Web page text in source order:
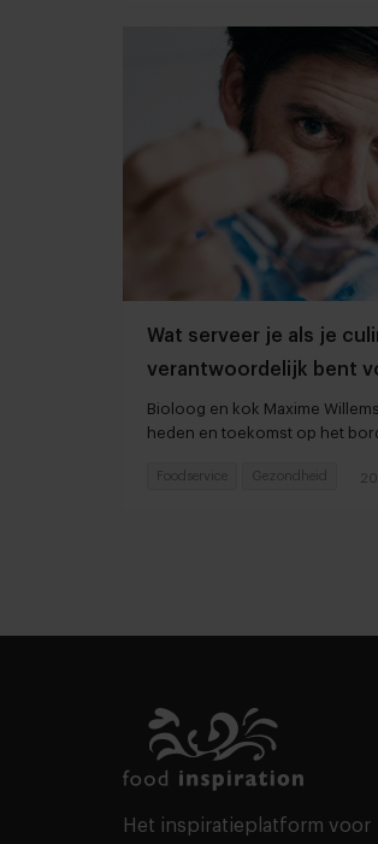
Wat serveer je als je
verantwoordelijk bent
of Food menu?
Bioloog en kok Maxime
heden en toekomst op het
Foodservice Gezondheid
Het inspiratieplatform voor